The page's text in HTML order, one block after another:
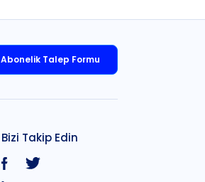
Abonelik Talep Formu
Bizi Takip Edin